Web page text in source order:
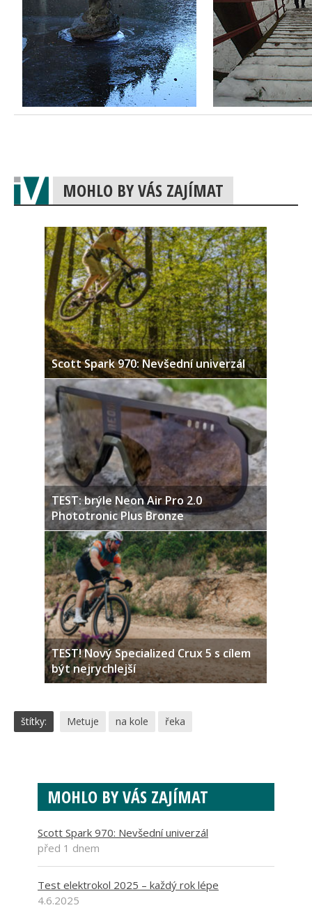
MOHLO BY VÁS ZAJÍMAT
Scott Spark 970: Nevšední univerzál
TEST: brýle Neon Air Pro 2.0
Phototronic Plus Bronze
TEST! Nový Specialized Crux 5 s cílem
být nejrychlejší
štítky: Metuje na kole řeka
MOHLO BY VÁS ZAJÍMAT
Scott Spark 970: Nevšední univerzál
před 1 dnem
Test elektrokol 2025 – každý rok lépe
4.6.2025